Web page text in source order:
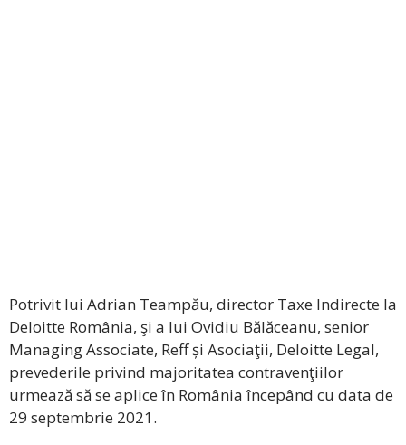
Potrivit lui Adrian Teampău, director Taxe Indirecte la
Deloitte România, şi a lui Ovidiu Bălăceanu, senior
Managing Associate, Reff și Asociaţii, Deloitte Legal,
prevederile privind majoritatea contravenţiilor
urmează să se aplice în România începând cu data de
29 septembrie 2021.